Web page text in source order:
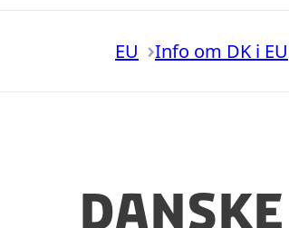
EU Info om DK i EU